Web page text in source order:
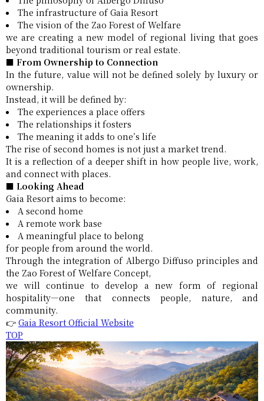
The infrastructure of Gaia Resort
The vision of the Zao Forest of Welfare
we are creating a new model of regional living that goes
beyond traditional tourism or real estate.
■ From Ownership to Connection
In the future, value will not be defined solely by luxury or
ownership.
Instead, it will be defined by:
The experiences a place offers
The relationships it fosters
The meaning it adds to one’s life
The rise of second homes is not just a market trend.
It is a reflection of a deeper shift in how people live, work,
and connect with places.
■ Looking Ahead
Gaia Resort aims to become:
A second home
A remote work base
A meaningful place to belong
for people from around the world.
Through the integration of Albergo Diffuso principles and
the Zao Forest of Welfare Concept,
we will continue to develop a new form of regional
hospitality—one that connects people, nature, and
community.
👉 Gaia Resort Official Website
TOP